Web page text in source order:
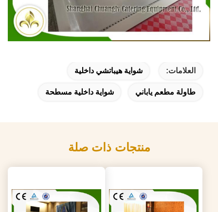
العلامات: شواية هيباتشي داخلية
طاولة مطعم ياباني شواية داخلية مسطحة
منتجات ذات صلة